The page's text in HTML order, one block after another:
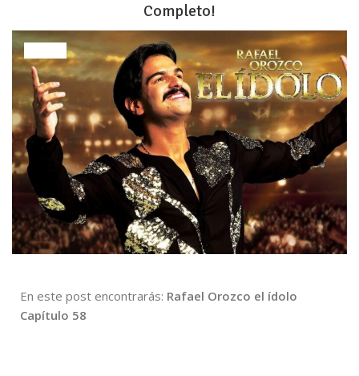
Completo!
En este post encontrarás: Rafael Orozco el ídolo
Capítulo 58